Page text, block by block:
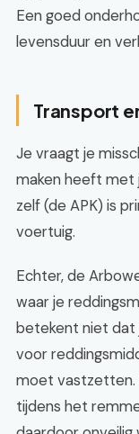
Een goed
levensduur en
Transport
Je vraagt je
maken heeft met
zelf (de APK) is
voertuig.
Echter, de
waar je
betekent niet dat
voor
moet vastzetten.
tijdens het